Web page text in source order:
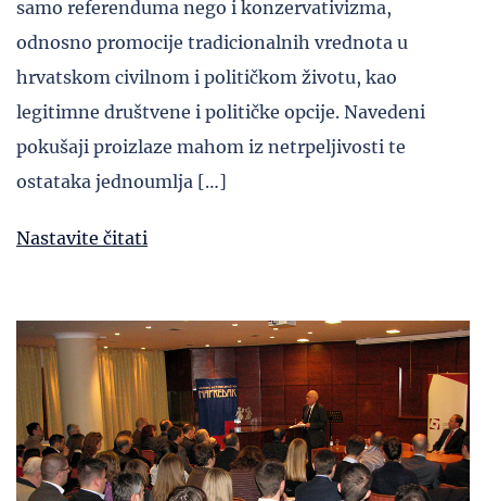
samo referenduma nego i konzervativizma,
odnosno promocije tradicionalnih vrednota u
hrvatskom civilnom i političkom životu, kao
legitimne društvene i političke opcije. Navedeni
pokušaji proizlaze mahom iz netrpeljivosti te
ostataka jednoumlja […]
Nastavite čitati